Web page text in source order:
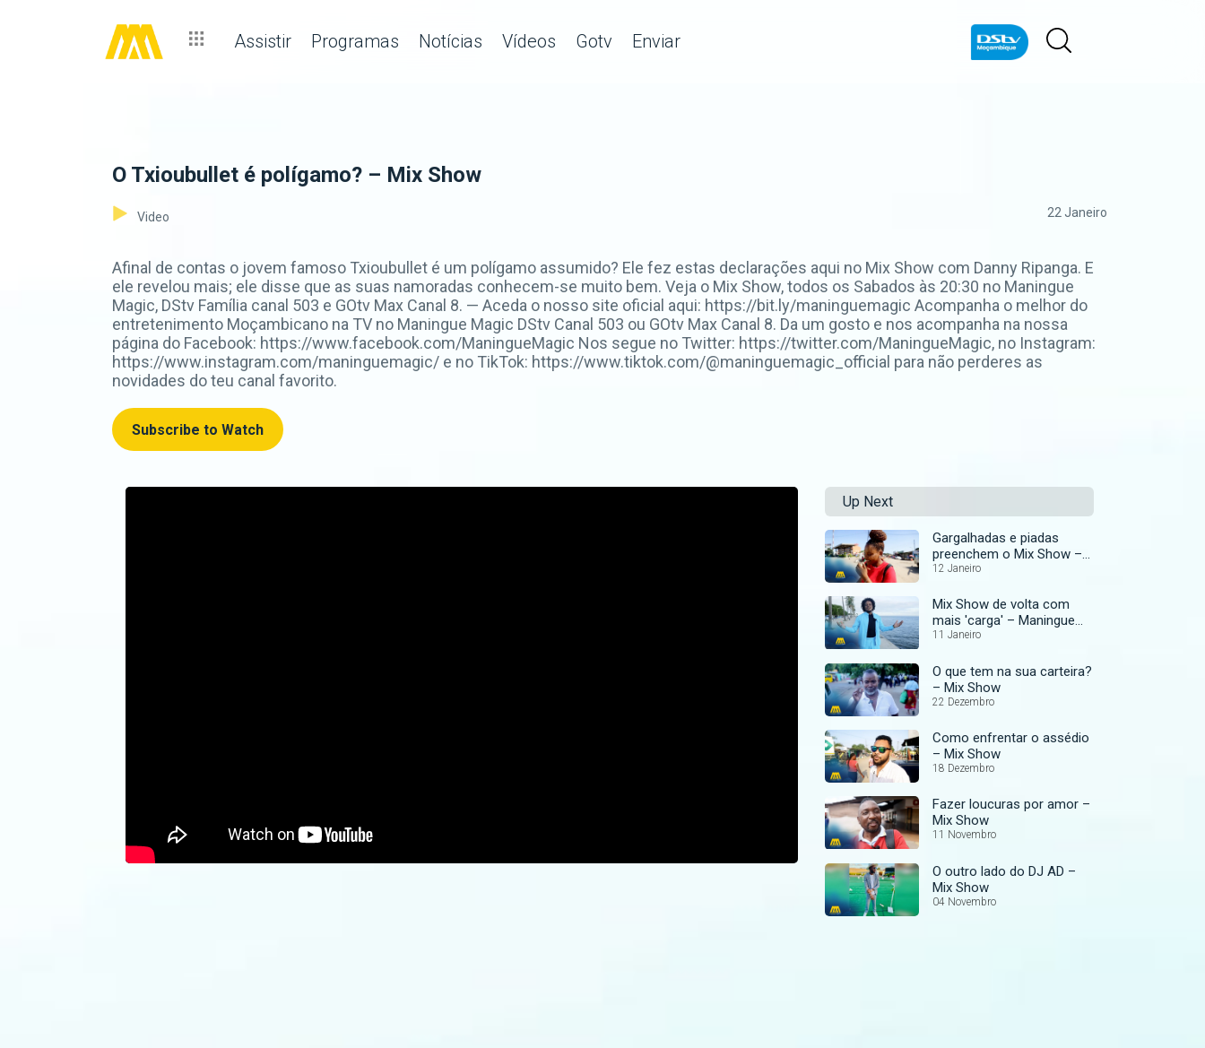
Assistir Programas Notícias Vídeos Gotv Enviar
O Txioubullet é polígamo? – Mix Show
Video 22 Janeiro
Afinal de contas o jovem famoso Txioubullet é um polígamo assumido? Ele fez estas declarações aqui no Mix Show com Danny Ripanga. E
ele revelou mais; ele disse que as suas namoradas conhecem-se muito bem. Veja o Mix Show, todos os Sabados às 20:30 no Maningue
Magic, DStv Família canal 503 e GOtv Max Canal 8. — Aceda o nosso site oficial aqui: https://bit.ly/maninguemagic Acompanha o melhor do
entretenimento Moçambicano na TV no Maningue Magic DStv Canal 503 ou GOtv Max Canal 8. Da um gosto e nos acompanha na nossa
página do Facebook: https://www.facebook.com/ManingueMagic Nos segue no Twitter: https://twitter.com/ManingueMagic, no Instagram:
https://www.instagram.com/maninguemagic/ e no TikTok: https://www.tiktok.com/@maninguemagic_official para não perderes as
novidades do teu canal favorito.
Subscribe to Watch
Up Next
Gargalhadas e piadas
preenchem o Mix Show –
Mix Show
12 Janeiro
Mix Show de volta com
mais 'carga' – Maningue
Magic
11 Janeiro
O que tem na sua carteira?
– Mix Show
22 Dezembro
Como enfrentar o assédio
– Mix Show
18 Dezembro
Fazer loucuras por amor –
Mix Show
11 Novembro
O outro lado do DJ AD –
Mix Show
04 Novembro